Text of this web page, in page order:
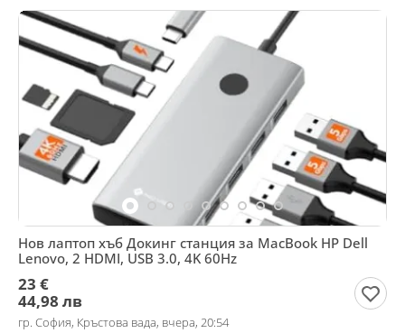
Нов лаптоп хъб Докинг станция за MacBook HP Dell
Lenovo, 2 HDMI, USB 3.0, 4K 60Hz
23 €
44,98 лв
гр. София, Кръстова вада, вчера, 20:54